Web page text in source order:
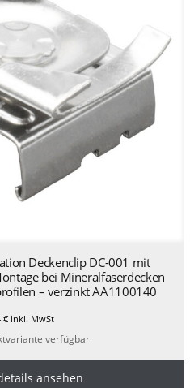
Deckenclip DC-001 mit
bei Mineralfaserdecken
– verzinkt AA1100140
€ inkl. MwSt
verfügbar
ansehen